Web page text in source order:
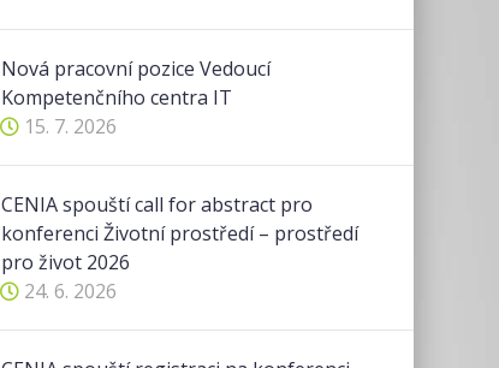
Nová pracovní pozice Vedoucí
Kompetenčního centra IT
15. 7. 2026
CENIA spouští call for abstract pro
konferenci Životní prostředí – prostředí
pro život 2026
24. 6. 2026